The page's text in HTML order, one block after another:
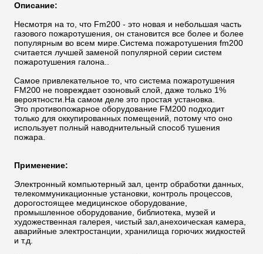
Описание:
Несмотря на то, что Fm200 - это новая и небольшая часть
газового пожаротушения, он становится все более и более
популярным во всем мире.Система пожаротушения fm200
считается лучшей заменой популярной серии систем
пожаротушения галона..
Самое привлекательное то, что система пожаротушения
FM200 не повреждает озоновый слой, даже только 1%
вероятности.На самом деле это простая установка.
Это противопожарное оборудование FM200 подходит
только для оккупированных помещений, потому что оно
использует полный наводнительный способ тушения
пожара.
Применение:
Электронный компьютерный зал, центр обработки данных,
телекоммуникационные установки, контроль процессов,
дорогостоящее медицинское оборудование,
промышленное оборудование, библиотека, музей и
художественная галерея, чистый зал,анехоическая камера,
аварийные электростанции, хранилища горючих жидкостей
и т.д.